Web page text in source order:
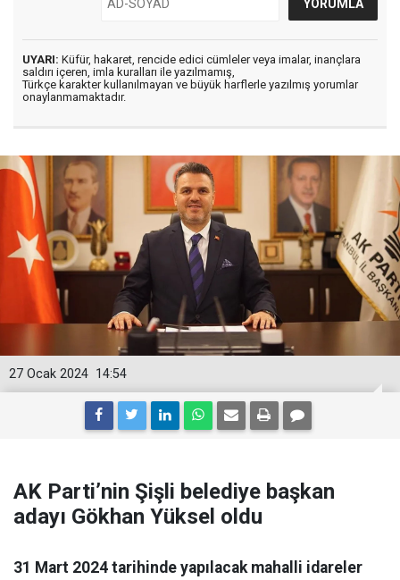
UYARI: Küfür, hakaret, rencide edici cümleler veya imalar, inançlara
saldırı içeren, imla kuralları ile yazılmamış,
Türkçe karakter kullanılmayan ve büyük harflerle yazılmış yorumlar
onaylanmamaktadır.
14:54
27 Ocak 2024
AK Parti’nin Şişli belediye başkan
adayı Gökhan Yüksel oldu
31 Mart 2024 tarihinde yapılacak mahalli idareler